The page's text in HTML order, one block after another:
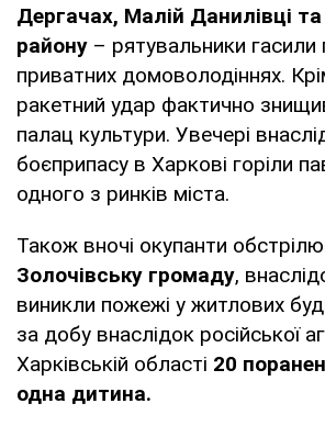
Дергачах, Малій Данилівці
району – рятувальники
приватних домоволодіннях.
ракетний удар фактично
палац культури. Увечері
боєприпасу в Харкові горіли
одного з ринків міста.
Також вночі окупанти
Золочівську громаду,
виникли пожежі у житлових
за добу внаслідок російської
Харківській області 20
одна дитина.